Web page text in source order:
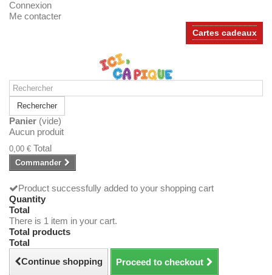
Connexion
Me contacter
Cartes cadeaux
Rechercher
Panier (vide)
Aucun produit
0,00 € Total
Commander
Product successfully added to your shopping cart
Quantity
Total
There is 1 item in your cart.
Total products
Total
Continue shopping
Proceed to checkout